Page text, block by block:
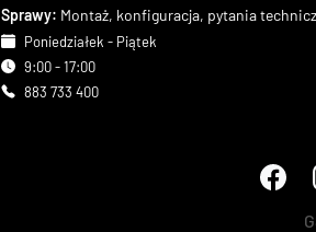
Sprawy: Montaż, konfiguracja, pytania
Poniedziałek - Piątek
9:00 - 17:00
883 733 400